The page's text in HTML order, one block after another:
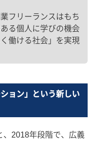
フリーランスはもち
る個人に学びの機会
働ける社会」を実現
ョン」という新しい
、2018年段階で、広義